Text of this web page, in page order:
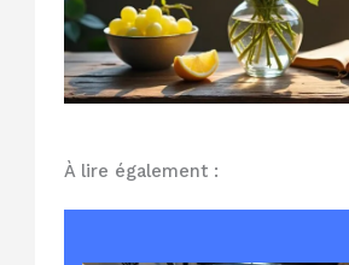
À lire également :